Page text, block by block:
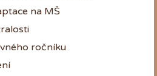
na MŠ
ročníku